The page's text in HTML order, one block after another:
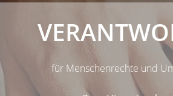
für Menschenrechte und